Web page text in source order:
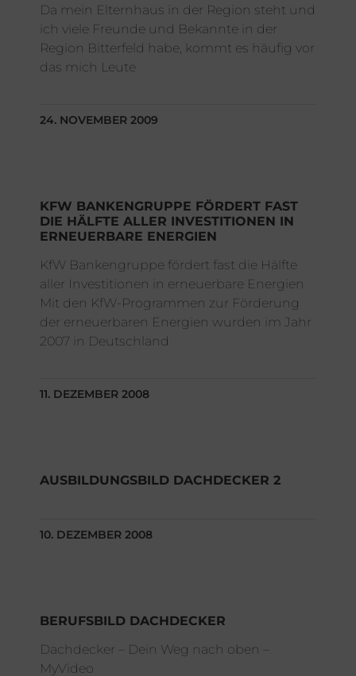
Da mein Elternhaus in der Region steht und
ich viele Freunde und Bekannte in der
Region Bitterfeld habe, kommt es häufig vor
das mich Leute
24. NOVEMBER 2009
KFW BANKENGRUPPE FÖRDERT FAST
DIE HÄLFTE ALLER INVESTITIONEN IN
ERNEUERBARE ENERGIEN
KfW Bankengruppe fördert fast die Hälfte
aller Investitionen in erneuerbare Energien
Mit den KfW-Programmen zur Förderung
der erneuerbaren Energien wurden im Jahr
2007 in Deutschland
11. DEZEMBER 2008
AUSBILDUNGSBILD DACHDECKER 2
10. DEZEMBER 2008
BERUFSBILD DACHDECKER
Dachdecker – Dein Weg nach oben –
MyVideo